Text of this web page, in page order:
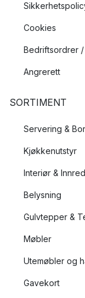
Cookies
Bedriftsordrer /
Angrerett
SORTIMENT
Servering &
Kjøkkenutstyr
Interiør &
Belysning
Gulvtepper &
Møbler
Utemøbler og
Gavekort